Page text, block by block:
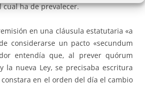
ha de prevalecer.
una cláusula estatutaria «a
considerarse un pacto «secundum
entendía que, al prever quórum
la nueva Ley, se precisaba escritura
en el orden del día el cambio